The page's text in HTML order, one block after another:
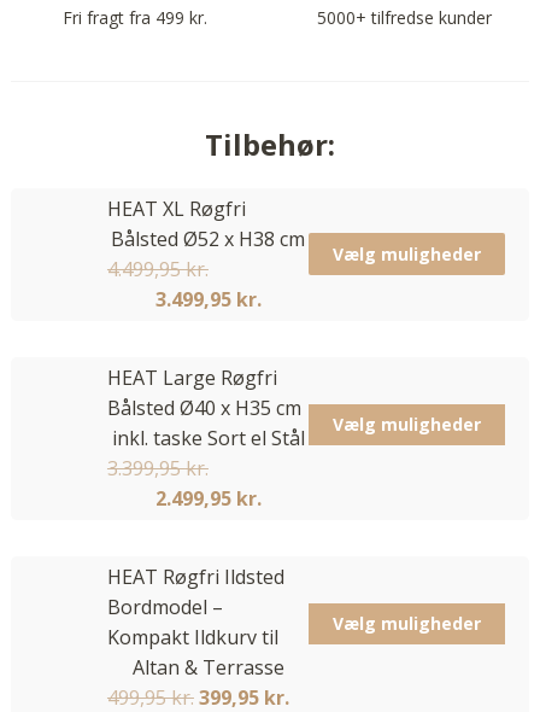
Fri fragt fra 499 kr. 5000+ tilfredse kunder
Tilbehør:
HEAT XL Røgfri
Bålsted Ø52 x H38 cm
4.499,95kr.
3.499,95 kr.
Vælg muligheder
HEAT Large Røgfri
Bålsted Ø40 x H35 cm
inkl. taske Sort el Stål
3.399,95kr.
2.499,95 kr.
Vælg muligheder
HEAT Røgfri Ildsted
Bordmodel –
Kompakt Ildkurv til
Altan & Terrasse
499,95kr.399,95 kr.
Vælg muligheder